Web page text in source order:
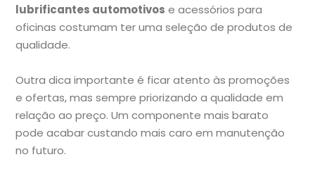
lubrificantes automotivos e acessórios para
oficinas costumam ter uma seleção de produtos de
qualidade.
Outra dica importante é ficar atento às promoções
e ofertas, mas sempre priorizando a qualidade em
relação ao preço. Um componente mais barato
pode acabar custando mais caro em manutenção
no futuro.